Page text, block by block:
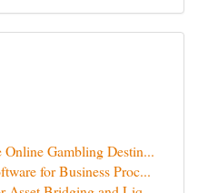
Gambling Destin...
for Business Proc...